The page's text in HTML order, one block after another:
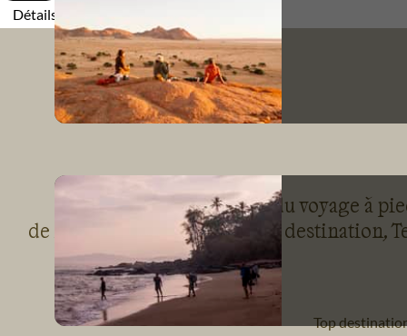
Détails
Leader du voyage à
de la randonnée pour chaque destination,
Top